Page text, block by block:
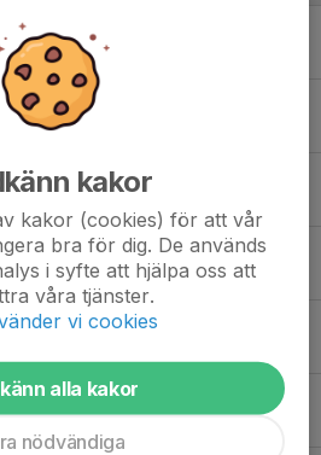
kakor
kakor (cookies) för att vår
bra för dig. De används
i syfte att hjälpa oss att
våra tjänster.
vi cookies
alla kakor
nödvändiga